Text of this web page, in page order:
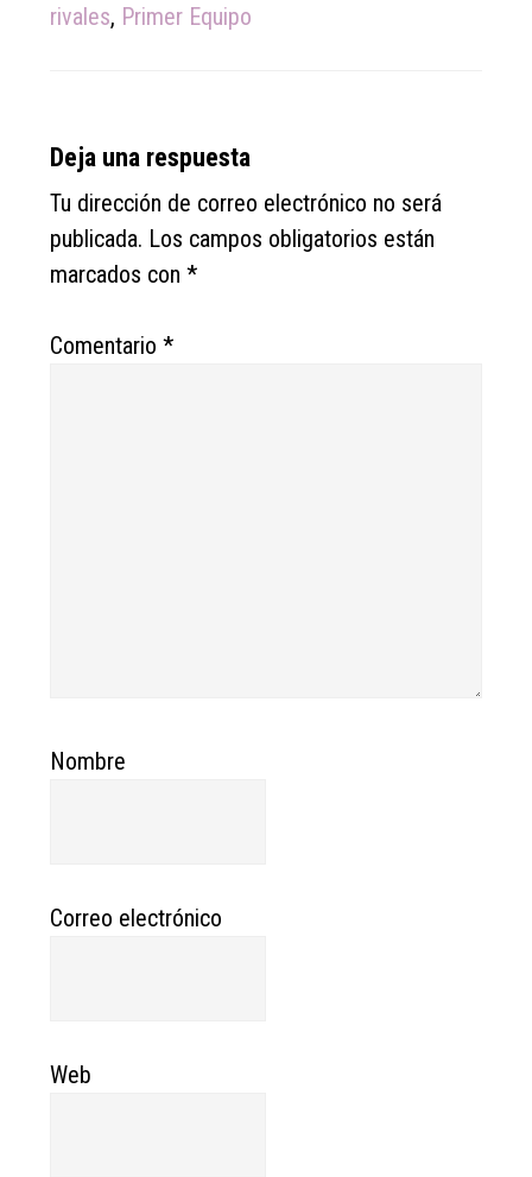
rivales, Primer Equipo
Reader
Interactions
Deja una respuesta
Tu dirección de correo electrónico no será
publicada. Los campos obligatorios están
marcados con*
Comentario*
Nombre
Correo electrónico
Web